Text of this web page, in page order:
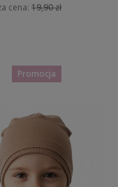
cena: 19,90 zł
Promocja